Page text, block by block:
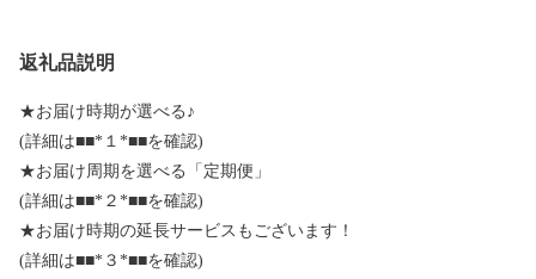
返礼品説明
★お届け時期が選べる♪
(詳細は■■*１*■■を確認)
★お届け周期を選べる「定期便」
(詳細は■■*２*■■を確認)
★お届け時期の延長サービスもございます！
(詳細は■■*３*■■を確認)